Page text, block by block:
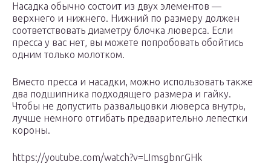
Насадка обычно состоит из двух элементов —
верхнего и нижнего. Нижний по размеру должен
соответствовать диаметру блочка люверса. Если
пресса у вас нет, вы можете попробовать обойтись
одним только молотком.
Вместо пресса и насадки, можно использовать также
два подшипника подходящего размера и гайку.
Чтобы не допустить развальцовки люверса внутрь,
лучше немного отгибать предварительно лепестки
короны.
https://youtube.com/watch?v=LImsgbnrGHk